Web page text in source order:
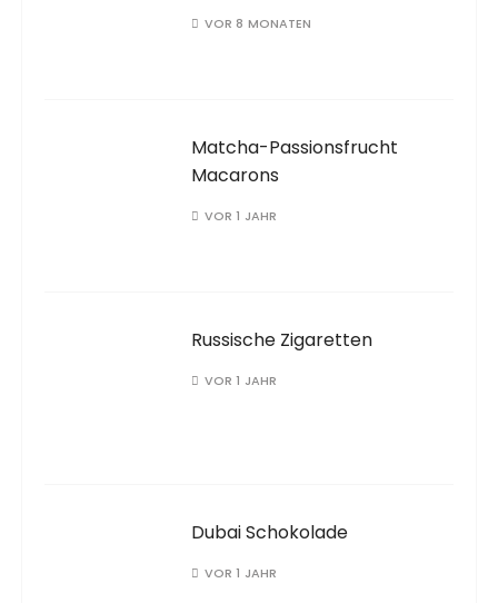
VOR 8 MONATEN
Matcha-Passionsfrucht
Macarons
VOR 1 JAHR
Russische Zigaretten
VOR 1 JAHR
Dubai Schokolade
VOR 1 JAHR